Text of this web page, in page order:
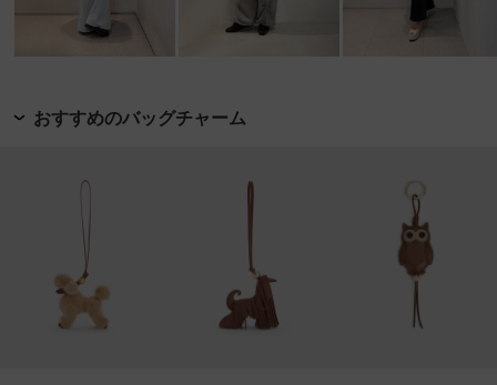
おすすめのバッグチャーム